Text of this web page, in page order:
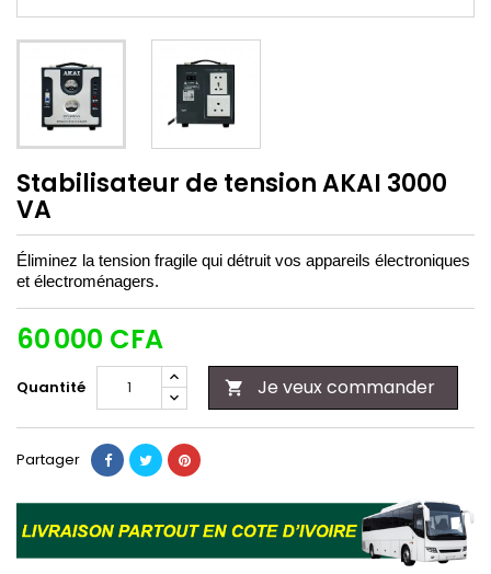
Stabilisateur de tension AKAI 3000
VA
Éliminez la tension fragile qui détruit vos appareils électroniques
et électroménagers.
60 000 CFA
Quantité  Je veux commander
Partager